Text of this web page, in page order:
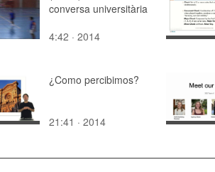
conversa universitària
4:42 · 2014
¿Como percibimos?
21:41 · 2014